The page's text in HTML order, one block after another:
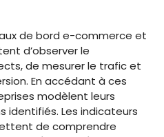
de bord e-commerce et
d’observer le
de mesurer le trafic et
En accédant à ces
modèlent leurs
identifiés. Les indicateurs
de comprendre